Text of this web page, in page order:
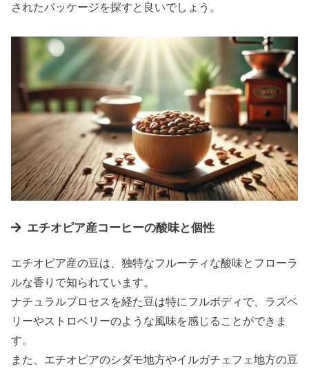
されたパッケージを探すと良いでしょう。
エチオピア産コーヒーの酸味と個性
エチオピア産の豆は、独特なフルーティな酸味とフローラ
ルな香りで知られています。
ナチュラルプロセスを経た豆は特にフルボディで、ラズベ
リーやストロベリーのような風味を感じることができま
す。
また、エチオピアのシダモ地方やイルガチェフェ地方の豆